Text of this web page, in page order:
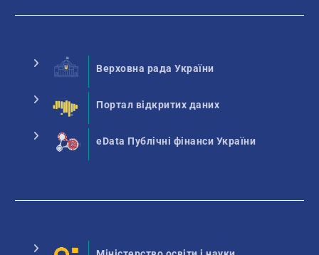
Верховна рада України
Портал відкритих даних
eData Публічні фінанси України